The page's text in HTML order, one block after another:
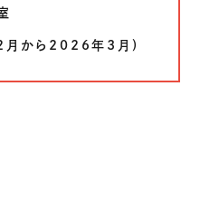
から2026年3月)